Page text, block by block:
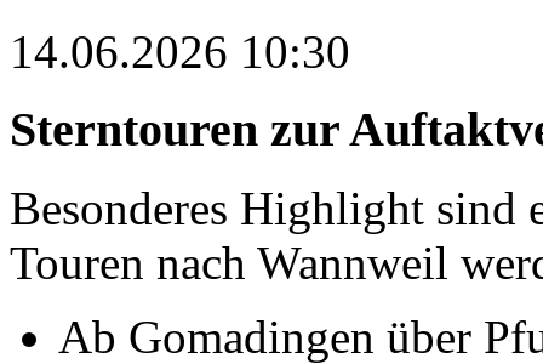
14.06.2026 10:30
Sterntouren zur
Besonderes Highlight sind
Touren nach Wannweil
Ab Gomadingen über